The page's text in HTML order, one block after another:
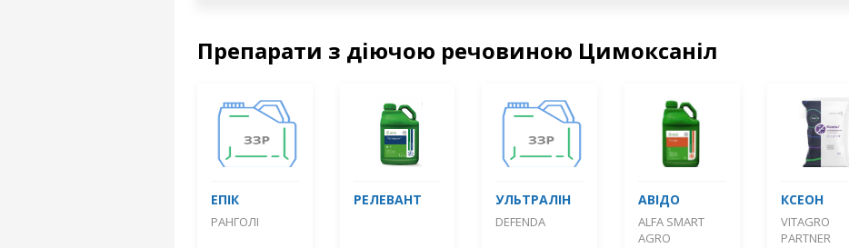
Препарати з діючою речовиною Цимоксаніл
ЕПІК
РАНГОЛІ
РЕЛЕВАНТ УЛЬТРАЛІН
DEFENDA
АВІДО
ALFA SMART
AGRO
КСЕОН
VITAGRO
PARTNER